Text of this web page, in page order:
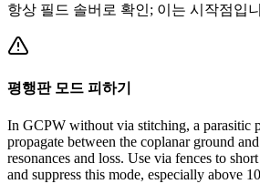
항상 필드 솔버로 확인; 이는 시작점입
평행판 모드 피하기
In GCPW without via stitching, a parasitic
propagate between the coplanar ground
resonances and loss. Use via fences to
and suppress this mode, especially above